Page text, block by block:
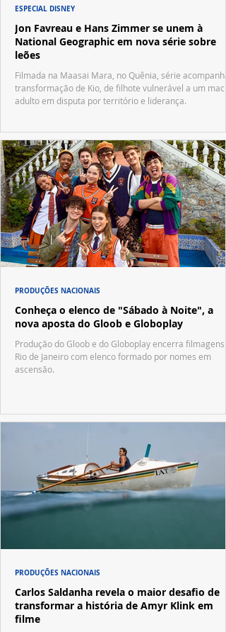
Jon Favreau e Hans Zimmer se unem à
National Geographic em nova série sobre
leões
Filmada na Maasai Mara, no Quênia, série acompanha
transformação de Kio, de filhote vulnerável a um
adulto em disputa por território e liderança.
ESPECIAL DISNEY
Conheça o elenco de "Sábado à Noite", a
nova aposta do Gloob e Globoplay
Produção do Gloob e do Globoplay encerra filmagens
Rio de Janeiro com elenco formado por nomes em
ascensão.
PRODUÇÕES NACIONAIS
Carlos Saldanha revela o maior desafio de
transformar a história de Amyr Klink em
filme
PRODUÇÕES NACIONAIS